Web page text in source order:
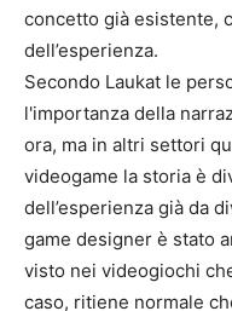
concetto già esistente,
dell’esperienza.
Secondo Laukat le
l'importanza della
ora, ma in altri settori
videogame la storia è
dell’esperienza già da
game designer è stato
visto nei videogiochi
caso, ritiene normale